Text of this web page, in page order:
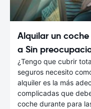
Alquilar un
a Sin
¿Tengo que cubrir
seguros necesito
alquiler es la más
complicadas que
coche durante para